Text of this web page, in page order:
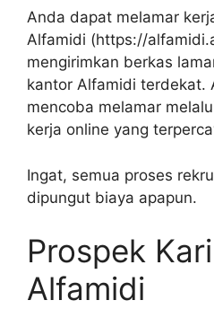
Anda dapat melamar
Alfamidi (https://
mengirimkan berkas
kantor Alfamidi terdekat.
mencoba melamar
kerja online yang
Ingat, semua proses
dipungut biaya apapun.
Prospek
Alfamidi